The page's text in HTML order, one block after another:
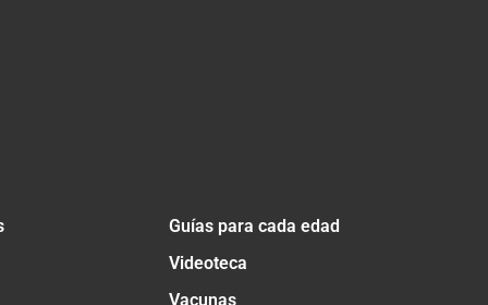
Guías para cada edad
Videoteca
Vacunas